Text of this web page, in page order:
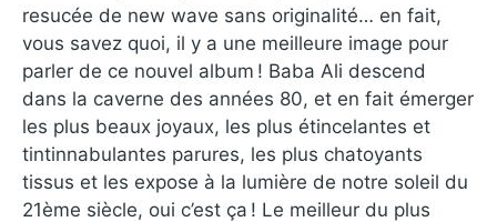
resucée de new wave sans originalité… en fait,
vous savez quoi, il y a une meilleure image pour
parler de ce nouvel album ! Baba Ali descend
dans la caverne des années 80, et en fait émerger
les plus beaux joyaux, les plus étincelantes et
tintinnabulantes parures, les plus chatoyants
tissus et les expose à la lumière de notre soleil du
21ème siècle, oui c’est ça ! Le meilleur du plus